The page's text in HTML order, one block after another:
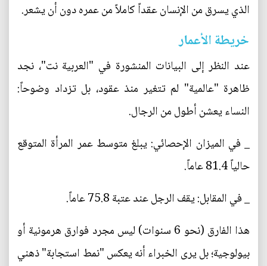
الذي يسرق من الإنسان عقداً كاملاً من عمره دون أن يشعر.
خريطة الأعمار
عند النظر إلى البيانات المنشورة في "العربية نت"، نجد
ظاهرة "عالمية" لم تتغير منذ عقود، بل تزداد وضوحاً:
النساء يعشن أطول من الرجال.
_ في الميزان الإحصائي: يبلغ متوسط عمر المرأة المتوقع
حالياً 81.4 عاماً.
_ في المقابل: يقف الرجل عند عتبة 75.8 عاماً.
هذا الفارق (نحو 6 سنوات) ليس مجرد فوارق هرمونية أو
بيولوجية؛ بل يرى الخبراء أنه يعكس "نمط استجابة" ذهني